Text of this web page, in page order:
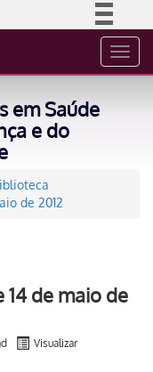
à informação
em Saúde
e do
de 2012
14 de maio de
Visualizar